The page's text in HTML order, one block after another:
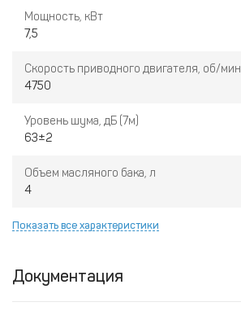
Мощность, кВт
7,5
Скорость приводного двигателя, об/мин
4750
Уровень шума, дБ (7м)
63±2
Объем масляного бака, л
4
Показать все характеристики
Документация